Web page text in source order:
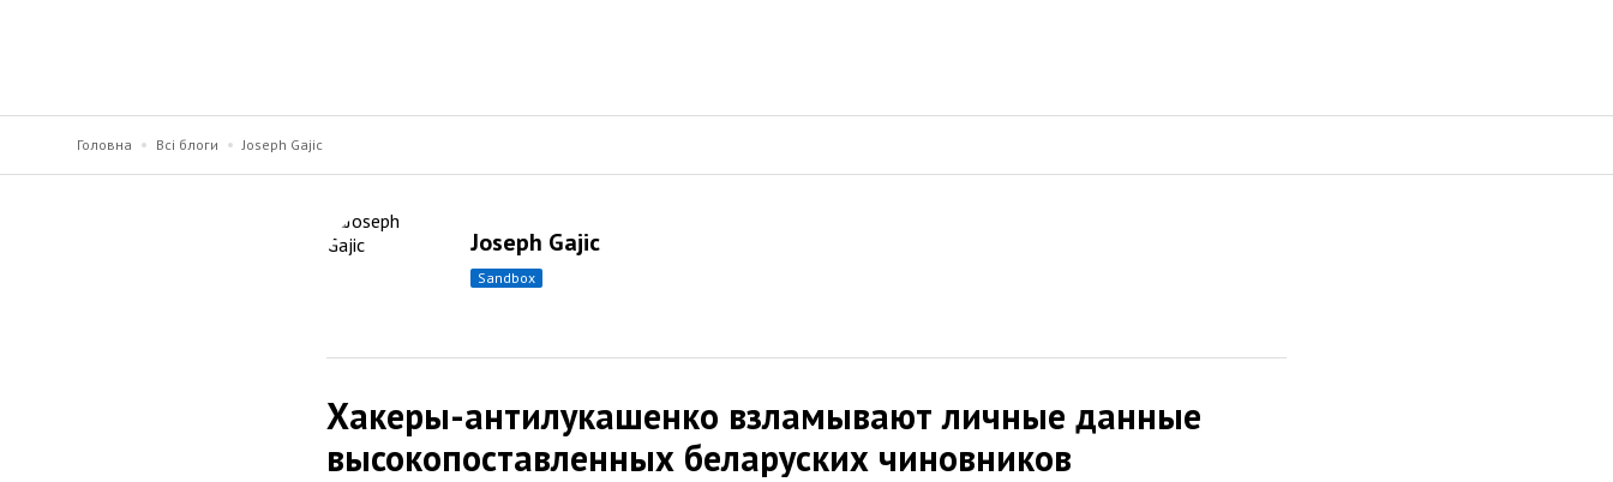
Головна Всі блоги Joseph Gajic
Joseph Gajic
sandbox
Хакеры-антилукашенко взламывают личные данные
высокопоставленных беларуских чиновников